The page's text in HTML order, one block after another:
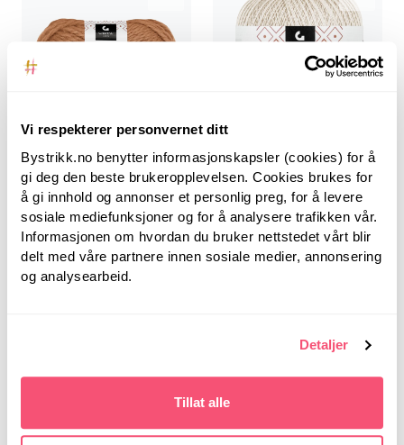
Vi respekterer personvernet ditt
Bystrikk.no benytter informasjonskapsler (cookies) for å
gi deg den beste brukeropplevelsen. Cookies brukes for
å gi innhold og annonser et personlig preg, for å levere
sosiale mediefunksjoner og for å analysere trafikken vår.
Informasjonen om hvordan du bruker nettstedet vårt blir
delt med våre partnere innen sosiale medier, annonsering
og analysearbeid.
Detaljer
Tillat alle
Gjestal
Cortina Soft
45,00
Fra:33,75
-25 %
Gjestal
Maxi Heklegarn
89,00